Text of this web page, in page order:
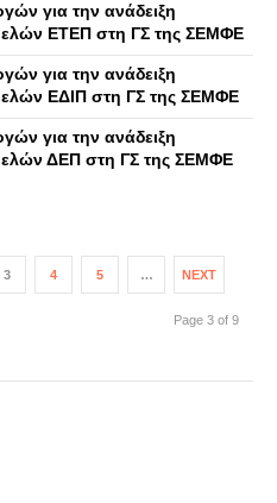
για την ανάδειξη
ΕΤΕΠ στη ΓΣ της ΣΕΜΦΕ
για την ανάδειξη
ΕΔΙΠ στη ΓΣ της ΣΕΜΦΕ
για την ανάδειξη
ΔΕΠ στη ΓΣ της ΣΕΜΦΕ
3 4 5 … NEXT
Page 3 of 9